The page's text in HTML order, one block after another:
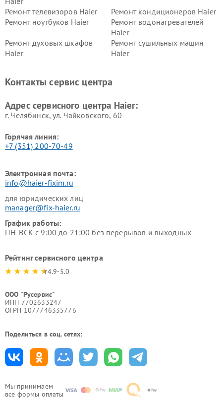
Мы принимаем
все формы оплаты
Ремонт телевизоров Haier
Ремонт кондиционеров Haier
Ремонт ноутбуков Haier
Ремонт водонагревателей
Haier
Ремонт духовых шкафов
Haier
Ремонт сушильных машин
Haier
Ремонт роботов-пылесосов
Ремонт посудомоечных
Контакты сервис центра
Адрес сервисного центра Haier:
г. Челябинск, ул. Чайковского, 60
Горячая линия:
+7 (351) 200-70-49
Электронная почта:
info@haier-fixim.ru
для юридических лиц
manager@fix-haier.ru
График работы:
ПН-ВСК с 9:00 до 21:00 без перерывов и выходных
Рейтинг сервисного центра
4.9-5.0
ООО "Русервис"
ИНН 7702633247
ОГРН 1077746335776
Поделиться в соц. сетях: